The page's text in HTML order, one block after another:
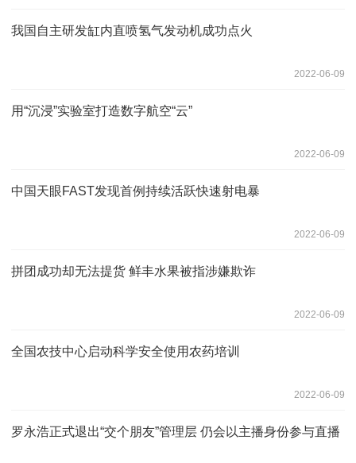
我国自主研发缸内直喷氢气发动机成功点火
2022-06-09
用“沉浸”实验室打造数字航空“云”
2022-06-09
中国天眼FAST发现首例持续活跃快速射电暴
2022-06-09
拼团成功却无法提货 鲜丰水果被指涉嫌欺诈
2022-06-09
全国农技中心启动科学安全使用农药培训
2022-06-09
罗永浩正式退出“交个朋友”管理层 仍会以主播身份参与直播